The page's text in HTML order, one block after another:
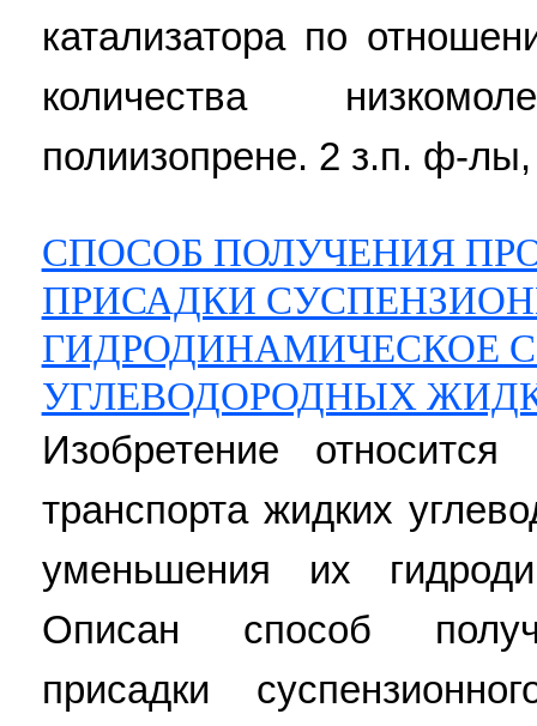
катализатора по
количества
полиизопрене. 2 з.п. ф-
СПОСОБ ПОЛУЧЕНИЯ
ПРИСАДКИ
ГИДРОДИНАМИЧЕСКОЕ
УГЛЕВОДОРОДНЫХ
Изобретение
транспорта жидких
уменьшения их
Описан способ
присадки